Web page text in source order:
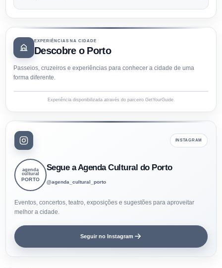
EXPERIÊNCIAS NA CIDADE
Descobre o Porto
Passeios, cruzeiros e experiências para conhecer a cidade de uma
forma diferente.
Experiência disponibilizada através do parceiro GetYourGuide.
INSTAGRAM
agenda
cultural
PORTO
Segue a Agenda Cultural do Porto
@agenda_cultural_porto
Eventos, concertos, teatro, exposições e sugestões para aproveitar
melhor a cidade.
Seguir no Instagram